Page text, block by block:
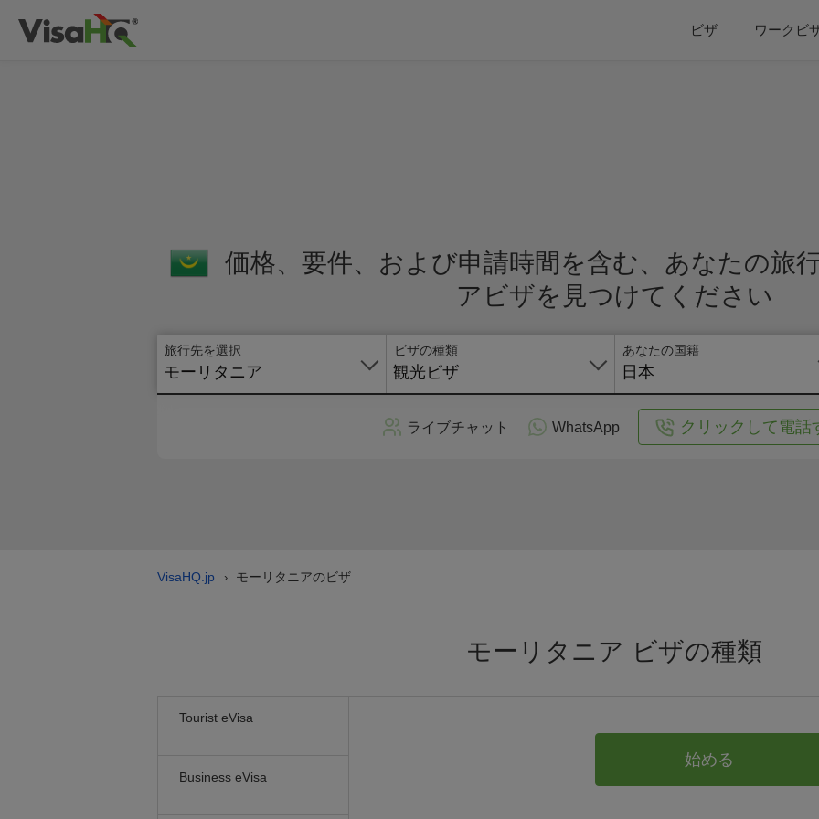
ビザ ワークビ
価格、要件、および申請時間を含む、あなたの旅
アビザを見つけてください
旅行先を選択
モーリタニア
ビザの種類
観光ビザ
あなたの国籍
日本
ライブチャット WhatsApp クリックして電話
VisaHQ.jp › モーリタニアのビザ
モーリタニア ビザの種類
Tourist eVisa
Business eVisa
始める